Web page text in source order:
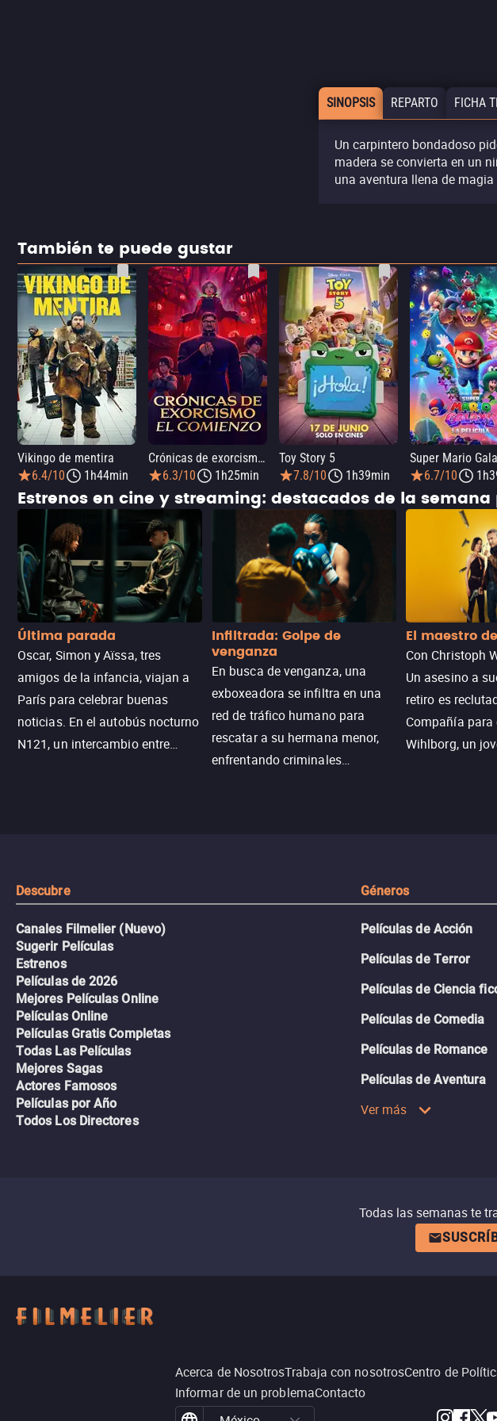
SINOPSIS REPARTO FICHA
Un carpintero bondadoso
madera se convierta en un
una aventura llena de
También te puede gustar
Vikingo de mentira
6.4/10
1h44min
Crónicas de exorcismo: El comienzo
6.3/10
1h25min
Toy Story 5
7.8/10
1h39min
6.7/10
Estrenos en cine y streaming: destacados de la
Última parada
Oscar, Simon y Aïssa, tres
amigos de la infancia, viajan a
París para celebrar buenas
noticias. En el autobús nocturno
N121, un intercambio entre
Infiltrada: Golpe de
venganza
En busca de venganza, una
exboxeadora se infiltra en una
red de tráfico humano para
rescatar a su hermana menor,
enfrentando criminales
El maestro
Con Christoph
Un asesino a
retiro es
Compañía para
Wihlborg, un
Descubre
Canales Filmelier (Nuevo)
Sugerir Películas
Estrenos
Películas de 2026
Mejores Películas Online
Películas Online
Películas Gratis Completas
Todas Las Películas
Mejores Sagas
Actores Famosos
Películas por Año
Todos Los Directores
Géneros
Películas de Acción
Películas de Terror
Películas de Ciencia
Películas de Comedia
Películas de Romance
Películas de Aventura
Ver más
Todas las semanas te
Acerca de NosotrosTrabaja con nosotrosCentro de
Informar de un problemaContacto